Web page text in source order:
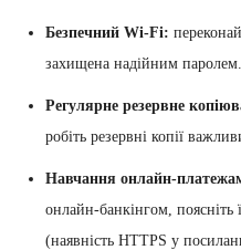
Безпечний Wi-Fi:
захищена надійним паролем.
Регулярне резервне
робіть резервні копії
Навчання онлайн-
онлайн-банкінгом, поясніть
(наявність HTTPS у